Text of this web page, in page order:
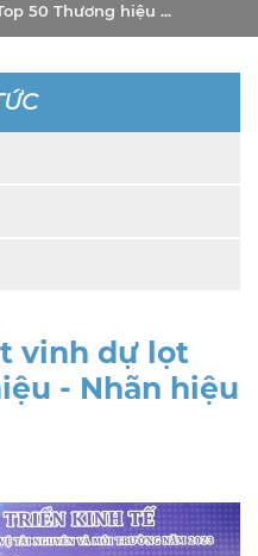
50 Thương hiệu ...
vinh dự lọt
- Nhãn hiệu